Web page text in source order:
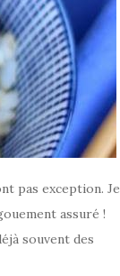
pas exception. Je
assuré !
souvent des